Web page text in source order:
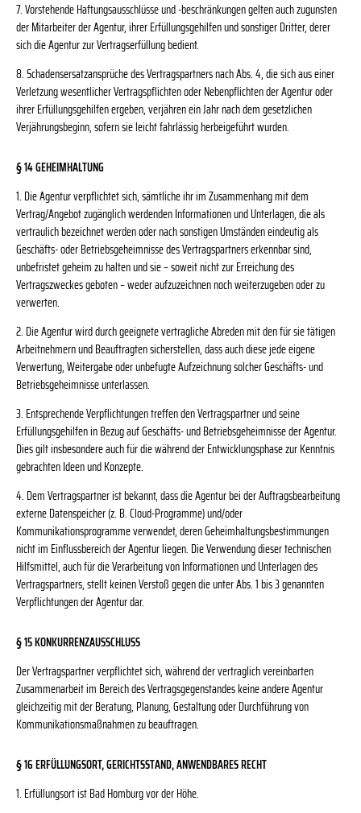
7. Vorstehende Haftungsausschlüsse und -beschränkungen gelten auch zugunsten
der Mitarbeiter der Agentur, ihrer Erfüllungsgehilfen und sonstiger Dritter, derer
sich die Agentur zur Vertragserfüllung bedient.
8. Schadensersatzansprüche des Vertragspartners nach Abs. 4, die sich aus einer
Verletzung wesentlicher Vertragspflichten oder Nebenpflichten der Agentur oder
ihrer Erfüllungsgehilfen ergeben, verjähren ein Jahr nach dem gesetzlichen
Verjährungsbeginn, sofern sie leicht fahrlässig herbeigeführt wurden.
§ 14 GEHEIMHALTUNG
1. Die Agentur verpflichtet sich, sämtliche ihr im Zusammenhang mit dem
Vertrag/Angebot zugänglich werdenden Informationen und Unterlagen, die als
vertraulich bezeichnet werden oder nach sonstigen Umständen eindeutig als
Geschäfts- oder Betriebsgeheimnisse des Vertragspartners erkennbar sind,
unbefristet geheim zu halten und sie – soweit nicht zur Erreichung des
Vertragszweckes geboten – weder aufzuzeichnen noch weiterzugeben oder zu
verwerten.
2. Die Agentur wird durch geeignete vertragliche Abreden mit den für sie tätigen
Arbeitnehmern und Beauftragten sicherstellen, dass auch diese jede eigene
Verwertung, Weitergabe oder unbefugte Aufzeichnung solcher Geschäfts- und
Betriebsgeheimnisse unterlassen.
3. Entsprechende Verpflichtungen treffen den Vertragspartner und seine
Erfüllungsgehilfen in Bezug auf Geschäfts- und Betriebsgeheimnisse der Agentur.
Dies gilt insbesondere auch für die während der Entwicklungsphase zur Kenntnis
gebrachten Ideen und Konzepte.
4. Dem Vertragspartner ist bekannt, dass die Agentur bei der Auftragsbearbeitung
externe Datenspeicher (z. B. Cloud-Programme) und/oder
Kommunikationsprogramme verwendet, deren Geheimhaltungsbestimmungen
nicht im Einflussbereich der Agentur liegen. Die Verwendung dieser technischen
Hilfsmittel, auch für die Verarbeitung von Informationen und Unterlagen des
Vertragspartners, stellt keinen Verstoß gegen die unter Abs. 1 bis 3 genannten
Verpflichtungen der Agentur dar.
§ 15 KONKURRENZAUSSCHLUSS
Der Vertragspartner verpflichtet sich, während der vertraglich vereinbarten
Zusammenarbeit im Bereich des Vertragsgegenstandes keine andere Agentur
gleichzeitig mit der Beratung, Planung, Gestaltung oder Durchführung von
Kommunikationsmaßnahmen zu beauftragen.
§ 16 ERFÜLLUNGSORT, GERICHTSSTAND, ANWENDBARES RECHT
1. Erfüllungsort ist Bad Homburg vor der Höhe.